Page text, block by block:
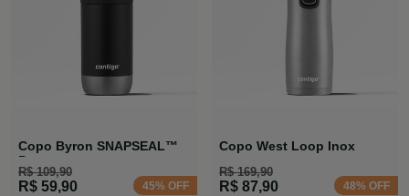
Copo Byron SNAPSEAL™
Preta
R$ 109,90
R$ 59,90 45% OFF
Copo West Loop Inox
R$ 169,90
R$ 87,90 48% OFF